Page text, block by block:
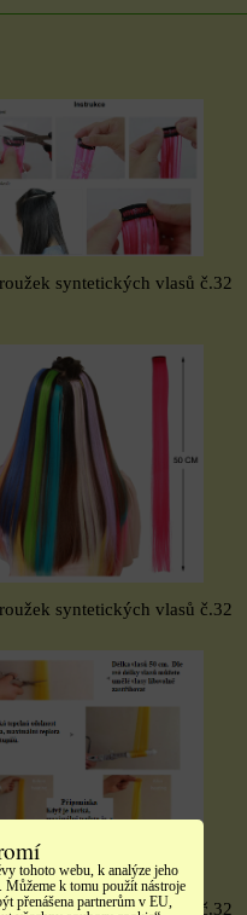
syntetických vlasů č.32
syntetických vlasů č.32
syntetických vlasů č.32
tohoto webu, k analýze jeho
k tomu použít nástroje
přenášena partnerům v EU,